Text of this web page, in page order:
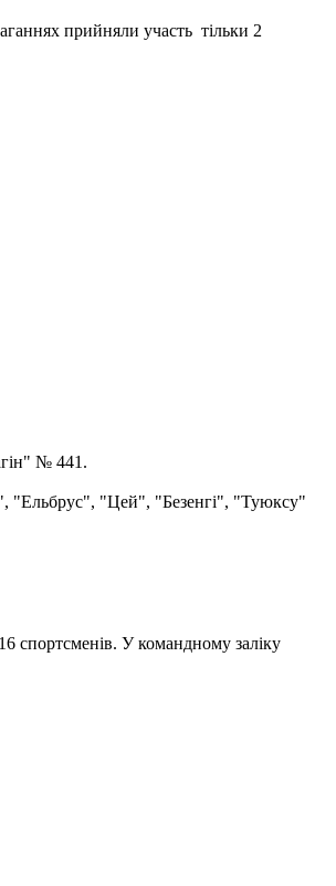
прийняли участь тільки 2
№ 441.
"Ельбрус", "Цей", "Безенгі", "Туюксу"
спортсменів. У командному заліку